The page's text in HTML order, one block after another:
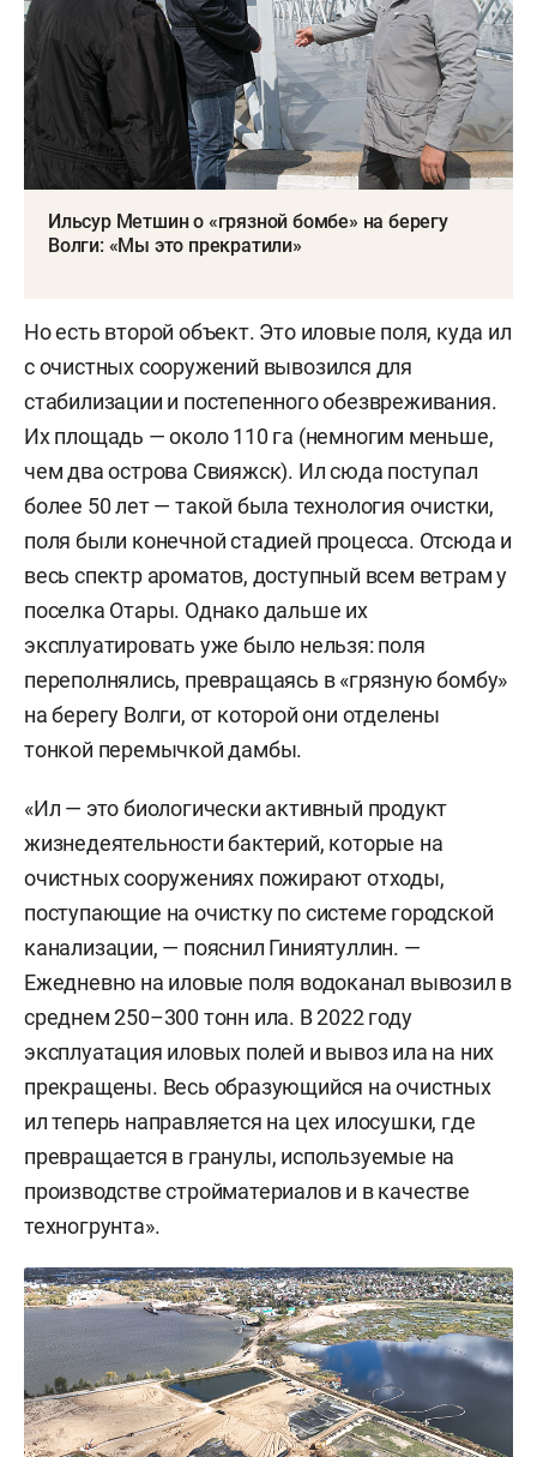
Ильсур Метшин о «грязной бомбе» на берегу
Волги: «Мы это прекратили»
Но есть второй объект. Это иловые поля, куда ил
с очистных сооружений вывозился для
стабилизации и постепенного обезвреживания.
Их площадь — около 110 га (немногим меньше,
чем два острова Свияжск). Ил сюда поступал
более 50 лет — такой была технология очистки,
поля были конечной стадией процесса. Отсюда и
весь спектр ароматов, доступный всем ветрам у
поселка Отары. Однако дальше их
эксплуатировать уже было нельзя: поля
переполнялись, превращаясь в «грязную бомбу»
на берегу Волги, от которой они отделены
тонкой перемычкой дамбы.
«Ил — это биологически активный продукт
жизнедеятельности бактерий, которые на
очистных сооружениях пожирают отходы,
поступающие на очистку по системе городской
канализации, — пояснил Гиниятуллин. —
Ежедневно на иловые поля водоканал вывозил в
среднем 250–300 тонн ила. В 2022 году
эксплуатация иловых полей и вывоз ила на них
прекращены. Весь образующийся на очистных
ил теперь направляется на цех илосушки, где
превращается в гранулы, используемые на
производстве стройматериалов и в качестве
техногрунта».